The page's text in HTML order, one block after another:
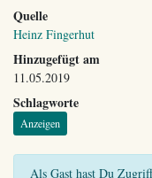
Quelle
Heinz Fingerhut
Hinzugefügt am
11.05.2019
Schlagworte
Anzeigen
Als Gast hast Du